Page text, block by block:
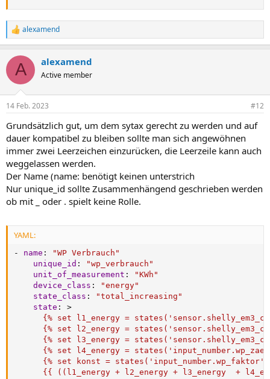
R
e
k
i
e
:
alexamend
A alexamend
Active member
14 Feb. 2023 #12
Grundsätzlich gut, um dem sytax gerecht zu werden und auf
dauer kompatibel zu bleiben sollte man sich angewöhnen
immer zwei Leerzeichen einzurücken, die Leerzeile kann auch
weggelassen werden.
Der Name (name: benötigt keinen unterstrich
Nur unique_id sollte Zusammenhängend geschrieben werden
ob mit _ oder . spielt keine Rolle.
YAML:
- name :
"WP Verbrauch"
unique_id :
"wp_verbrauch"
unit_of_measurement :
"KWh"
device_class :
"energy"
state_class :
"total_increasing"
state :
>
{% set l1_energy =
{% set l2_energy =
{% set l3_energy =
{% set l4_energy =
{% set konst =
{{ ((l1_energy + l2_energy + l3_energy  +